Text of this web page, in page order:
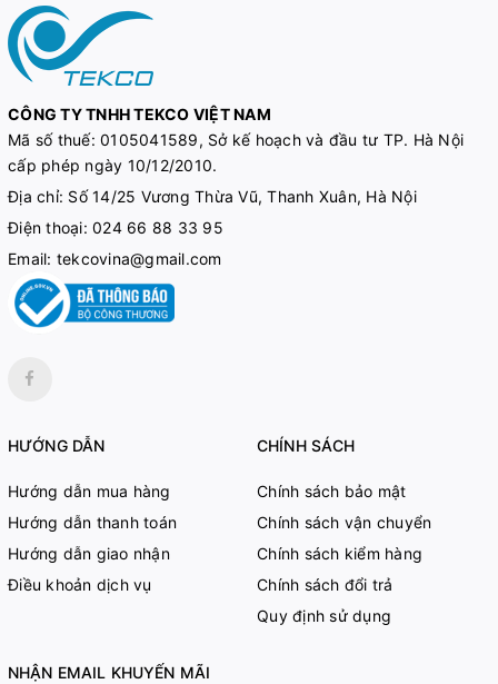
CÔNG TY TNHH TEKCO VIỆT NAM
Mã số thuế: 0105041589, Sở kế hoạch và đầu tư TP. Hà Nội
cấp phép ngày 10/12/2010.
Địa chỉ: Số 14/25 Vương Thừa Vũ, Thanh Xuân, Hà Nội
Điện thoại: 024 66 88 33 95
Email: tekcovina@gmail.com
HƯỚNG DẪN
Hướng dẫn mua hàng
Hướng dẫn thanh toán
Hướng dẫn giao nhận
Điều khoản dịch vụ
CHÍNH SÁCH
Chính sách bảo mật
Chính sách vận chuyển
Chính sách kiểm hàng
Chính sách đổi trả
Quy định sử dụng
NHẬN EMAIL KHUYẾN MÃI